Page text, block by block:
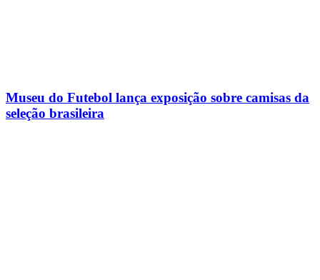
Museu do Futebol lança exposição sobre camisas da
seleção brasileira